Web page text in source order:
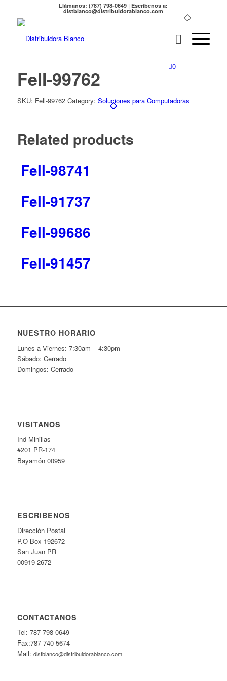
Llámanos: (787) 798-0649 | Escríbenos a:
distblanco@distribuidorablanco.com
0
Fell-99762
SKU: Fell-99762 Category: Soluciones para Computadoras
Related products
Fell-98741
Fell-91737
Fell-99686
Fell-91457
NUESTRO HORARIO
Lunes a Viernes: 7:30am – 4:30pm
Sábado: Cerrado
Domingos: Cerrado
VISÍTANOS
Ind Minillas
#201 PR-174
Bayamón 00959
ESCRÍBENOS
Dirección Postal
P.O Box 192672
San Juan PR
00919-2672
CONTÁCTANOS
Tel: 787-798-0649
Fax:787-740-5674
Mail: distblanco@distribuidorablanco.com